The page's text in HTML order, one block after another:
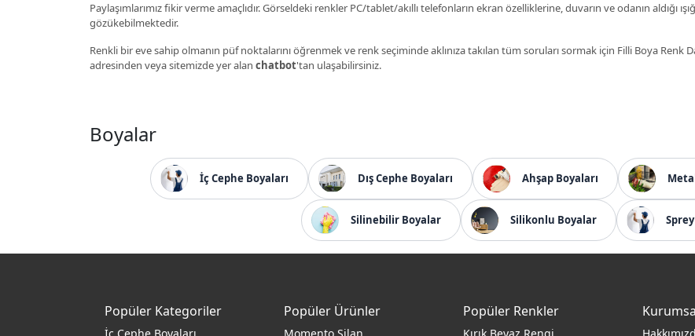
Paylaşımlarımız fikir verme amaçlıdır. Görseldeki renkler PC/tablet/akıllı telefonların ekran özelliklerine, duvarın ve odanın aldığı
gözükebilmektedir.
Renkli bir eve sahip olmanın püf noktalarını öğrenmek ve renk seçiminde aklınıza takılan tüm soruları sormak için Filli Boya Renk
adresinden veya sitemizde yer alan chatbot'tan ulaşabilirsiniz.
Boyalar
İç Cephe Boyaları Dış Cephe Boyaları Ahşap Boyaları
Silinebilir Boyalar Silikonlu Boyalar
Popüler Kategoriler Popüler Ürünler Popüler Renkler